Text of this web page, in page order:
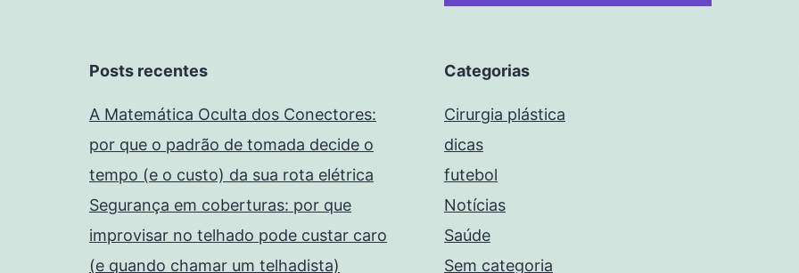
Posts recentes
A Matemática Oculta dos Conectores:
por que o padrão de tomada decide o
tempo (e o custo) da sua rota elétrica
Segurança em coberturas: por que
improvisar no telhado pode custar caro
(e quando chamar um telhadista)
Categorias
Cirurgia plástica
dicas
futebol
Notícias
Saúde
Sem categoria